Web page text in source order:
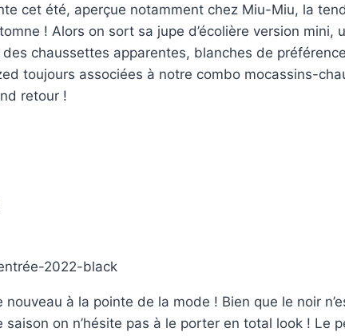
cet été, aperçue notamment chez Miu-Miu, la
! Alors on sort sa jupe d’écolière version
chaussettes apparentes, blanches de
toujours associées à notre combo mocassins-
retour !
à la pointe de la mode ! Bien que le noir
on n’hésite pas à le porter en total look ! Le